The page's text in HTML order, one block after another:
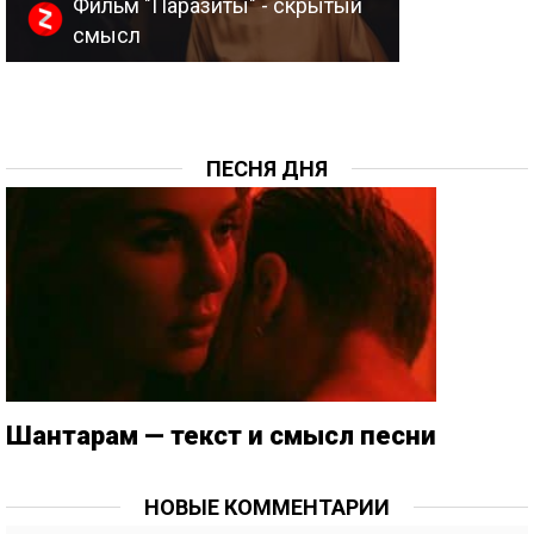
смысл
ПЕСНЯ ДНЯ
Шантарам — текст и смысл песни
НОВЫЕ КОММЕНТАРИИ